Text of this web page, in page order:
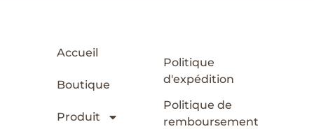
Accueil
Boutique
Produit
Politique
d'expédition
Politique de
remboursement